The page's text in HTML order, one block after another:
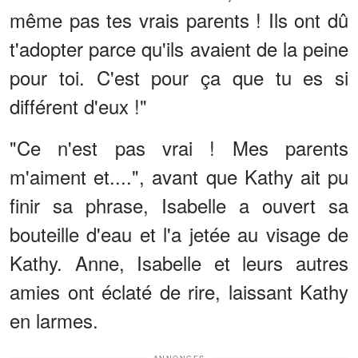
même pas tes vrais parents ! Ils ont dû
t'adopter parce qu'ils avaient de la peine
pour toi. C'est pour ça que tu es si
différent d'eux !"
"Ce n'est pas vrai ! Mes parents
m'aiment et....", avant que Kathy ait pu
finir sa phrase, Isabelle a ouvert sa
bouteille d'eau et l'a jetée au visage de
Kathy. Anne, Isabelle et leurs autres
amies ont éclaté de rire, laissant Kathy
en larmes.